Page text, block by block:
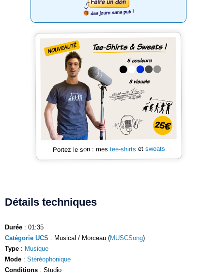
Portez le son : mes tee-shirts et sweats
Détails techniques
Durée : 01:35
Catégorie UCS : Musical / Morceau (MUSCSong)
Type : Musique
Mode : Stéréophonique
Conditions : Studio